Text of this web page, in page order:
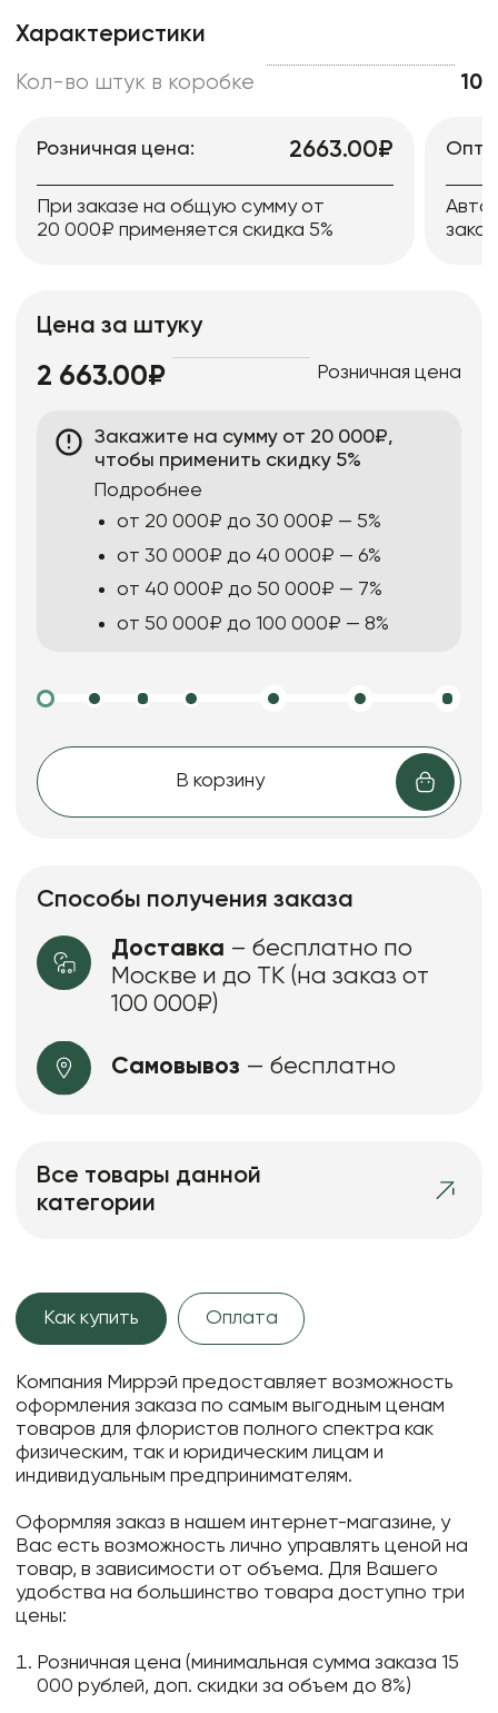
Характеристики
Кол-во штук в коробке 10
Розничная цена: 2663.00₽
При заказе на общую сумму от
20 000₽ применяется скидка 5%
Цена за штуку
2 663.00₽ Розничная цена
Закажите на сумму от 20 000₽,
чтобы применить скидку 5%
Подробнее
от 20 000₽ до 30 000₽ — 5%
от 30 000₽ до 40 000₽ — 6%
от 40 000₽ до 50 000₽ — 7%
от 50 000₽ до 100 000₽ — 8%
В корзину
Способы получения заказа
Доставка – бесплатно по
Москве и до ТК (на заказ от
100 000₽)
Самовывоз — бесплатно
Все товары данной
категории
Как купить Оплата
Компания Миррэй предоставляет возможность
оформления заказа по самым выгодным ценам
товаров для флористов полного спектра как
физическим, так и юридическим лицам и
индивидуальным предпринимателям.
Оформляя заказ в нашем интернет-магазине, у
Вас есть возможность лично управлять ценой на
товар, в зависимости от объема. Для Вашего
удобства на большинство товара доступно три
цены:
Розничная цена (минимальная сумма заказа 15
000 рублей, доп. скидки за объем до 8%)